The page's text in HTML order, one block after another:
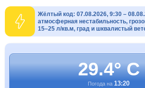
Жёлтый код: 07.08.2026, 9:30 –
атмосферная нестабильность,
15–25 л/кв.м, град и шквалистый
29.4° C
Погода на 13:20